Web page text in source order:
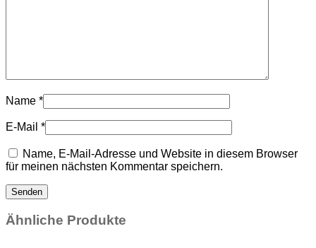
Name *
E-Mail *
Name, E-Mail-Adresse und Website in diesem Browser
für meinen nächsten Kommentar speichern.
Ähnliche Produkte